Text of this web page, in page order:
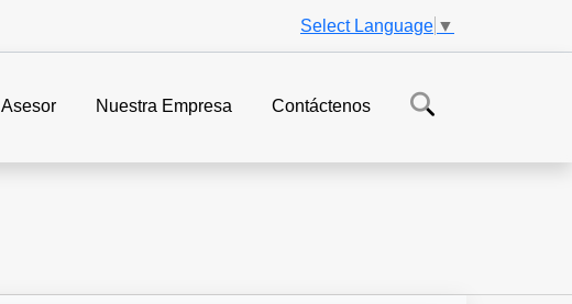
Select Language ▼
Asesor Nuestra Empresa Contáctenos